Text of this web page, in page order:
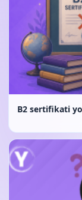
B2 sertifikati